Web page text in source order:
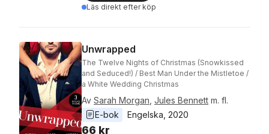
Läs direkt efter köp
Unwrapped
The Twelve Nights of Christmas (Snowkissed
and Seduced!) / Best Man Under the Mistletoe /
a White Wedding Christmas
Av Sarah Morgan Jules Bennett m. fl.
E-bok
Engelska 2020
66 kr